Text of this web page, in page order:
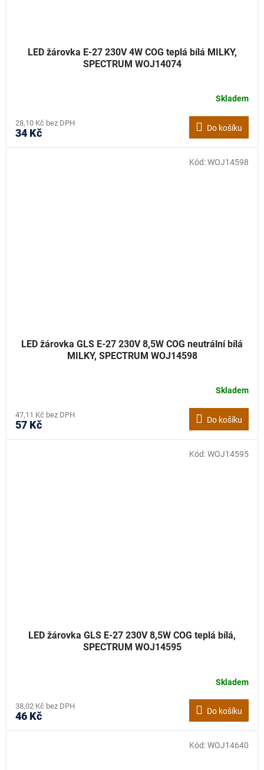
LED žárovka E-27 230V 4W COG teplá bílá MILKY,
SPECTRUM WOJ14074
Skladem
28,10 Kč bez DPH
34 Kč Do košíku
LED žárovka GLS E-27 230V 8,5W COG neutrální bílá
MILKY, SPECTRUM WOJ14598
Skladem
47,11 Kč bez DPH
57 Kč Do košíku
Kód:WOJ14598
LED žárovka GLS E-27 230V 8,5W COG teplá bílá,
SPECTRUM WOJ14595
Skladem
38,02 Kč bez DPH
46 Kč Do košíku
Kód:WOJ14595
Kód:WOJ14640